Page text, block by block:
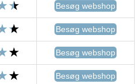
Besøg webshop
Besøg webshop
Besøg webshop
Besøg webshop